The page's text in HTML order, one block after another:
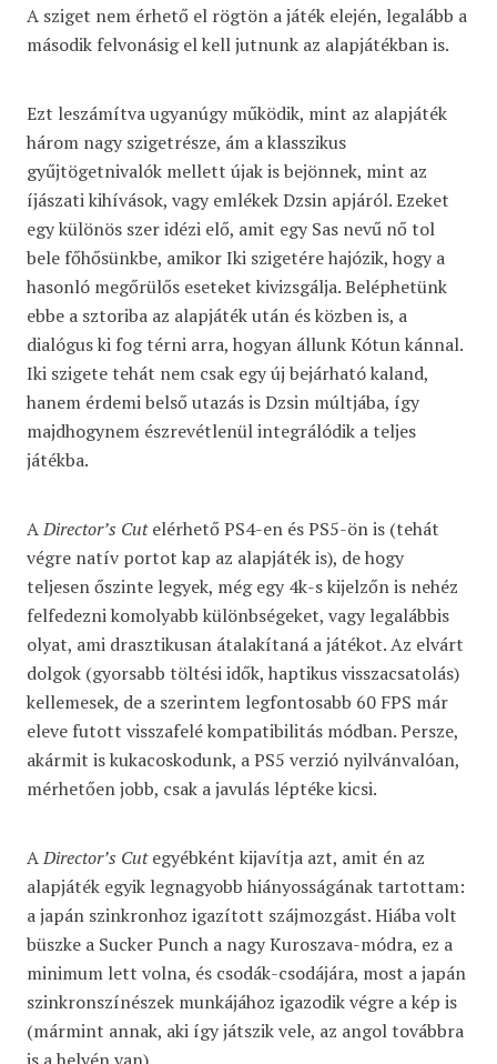
A sziget nem érhető el rögtön a játék elején, legalább a
második felvonásig el kell jutnunk az alapjátékban is.
Ezt leszámítva ugyanúgy működik, mint az alapjáték
három nagy szigetrésze, ám a klasszikus
gyűjtögetnivalók mellett újak is bejönnek, mint az
íjászati kihívások, vagy emlékek Dzsin apjáról. Ezeket
egy különös szer idézi elő, amit egy Sas nevű nő tol
bele főhősünkbe, amikor Iki szigetére hajózik, hogy a
hasonló megőrülős eseteket kivizsgálja. Beléphetünk
ebbe a sztoriba az alapjáték után és közben is, a
dialógus ki fog térni arra, hogyan állunk Kótun kánnal.
Iki szigete tehát nem csak egy új bejárható kaland,
hanem érdemi belső utazás is Dzsin múltjába, így
majdhogynem észrevétlenül integrálódik a teljes
játékba.
ADirector’s Cutelérhető PS4-en és PS5-ön is (tehát
végre natív portot kap az alapjáték is), de hogy
teljesen őszinte legyek, még egy 4k-s kijelzőn is nehéz
felfedezni komolyabb különbségeket, vagy legalábbis
olyat, ami drasztikusan átalakítaná a játékot. Az elvárt
dolgok (gyorsabb töltési idők, haptikus visszacsatolás)
kellemesek, de a szerintem legfontosabb 60 FPS már
eleve futott visszafelé kompatibilitás módban. Persze,
akármit is kukacoskodunk, a PS5 verzió nyilvánvalóan,
mérhetően jobb, csak a javulás léptéke kicsi.
ADirector’s Cutegyébként kijavítja azt, amit én az
alapjáték egyik legnagyobb hiányosságának tartottam:
a japán szinkronhoz igazított szájmozgást. Hiába volt
büszke a Sucker Punch a nagy Kuroszava-módra, ez a
minimum lett volna, és csodák-csodájára, most a japán
szinkronszínészek munkájához igazodik végre a kép is
(mármint annak, aki így játszik vele, az angol továbbra